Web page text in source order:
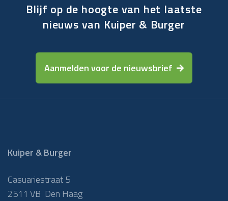
Blijf op de hoogte van het laatste
nieuws van Kuiper & Burger
Aanmelden voor de nieuwsbrief
Kuiper & Burger
Casuariestraat 5
2511 VB Den Haag